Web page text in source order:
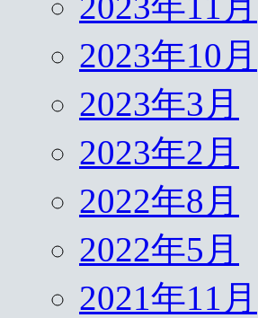
2023年10月
2023年3月
2023年2月
2022年8月
2022年5月
2021年11月